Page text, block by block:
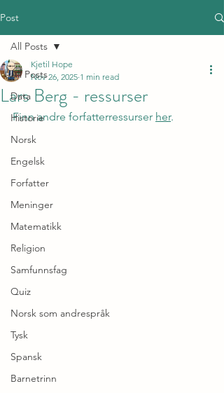
Post
All Posts
Data
Historie
Norsk
Engelsk
Forfatter
Meninger
Matematikk
Religion
Samfunnsfag
Quiz
Norsk som andrespråk
Tysk
Spansk
Barnetrinn
All Posts
Lars Berg - ressurser
Kjetil Hope
Nov 26, 2025 1 min read
Finn andre forfatterressurser her.